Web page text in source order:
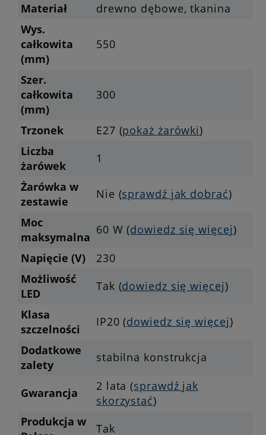
Materiał
drewno dębowe, tkanina
Wys.
całkowita
(mm)
550
Szer.
całkowita
(mm)
300
Trzonek E27 (pokaż żarówki)
Liczba
żarówek
1
Żarówka w
zestawie
Nie (sprawdź jak dobrać)
Moc
maksymalna
60 W (dowiedz się więcej)
Napięcie (V)
230
Możliwość
LED
Tak (dowiedz się więcej)
Klasa
szczelności
IP20 (dowiedz się więcej)
Dodatkowe
zalety
stabilna konstrukcja
Gwarancja 2 lata (sprawdź jak
skorzystać)
Produkcja w
Tak